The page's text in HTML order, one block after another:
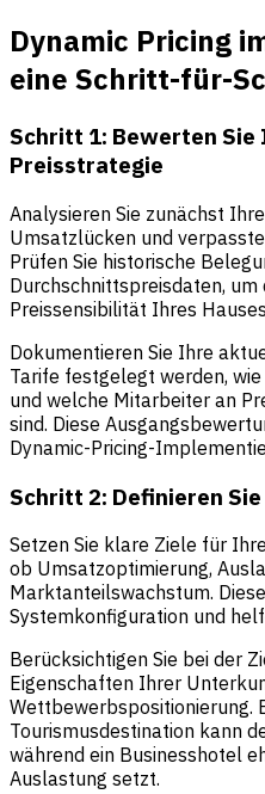
Dynamic Pricing
eine Schritt-für-
Schritt 1: Bewerten
Preisstrategie
Analysieren Sie zunächst
Umsatzlücken und
Prüfen Sie historische
Durchschnittspreisdaten,
Preissensibilität Ihres
Dokumentieren Sie Ihre
Tarife festgelegt werden,
und welche Mitarbeiter an
sind. Diese
Dynamic-Pricing-
Schritt 2: Definieren
Setzen Sie klare Ziele für
ob Umsatzoptimierung,
Marktanteilswachstum.
Systemkonfiguration und
Berücksichtigen Sie bei der
Eigenschaften Ihrer
Wettbewerbspositionierung.
Tourismusdestination kann
während ein Businesshotel
Auslastung setzt.